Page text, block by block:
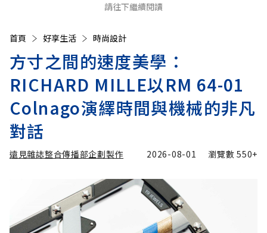
請往下繼續閱讀
首頁 好享生活 時尚設計
方寸之間的速度美學：
RICHARD MILLE以RM 64-01
Colnago演繹時間與機械的非凡
對話
遠見雜誌整合傳播部企劃製作 2026-08-01 瀏覽數550+